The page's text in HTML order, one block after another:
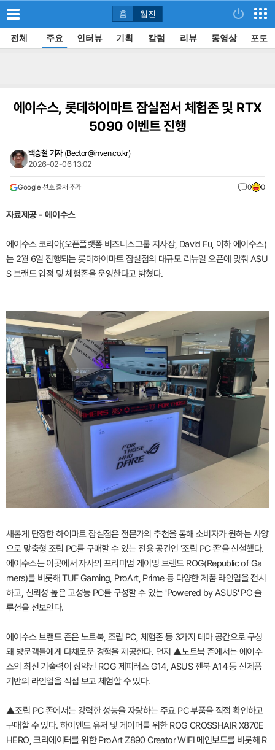
홈 웹진
전체 주요 인터뷰 기획 칼럼 리뷰 동영상 포토
에이수스, 롯데하이마트 잠실점서 체험존 및 RTX
5090 이벤트 진행
백승철 기자 (Bector@inven.co.kr)
2026-02-06 13:02
Google 선호 출처 추가 0 0
자료제공 - 에이수스
에이수스 코리아(오픈플랫폼 비즈니스그룹 지사장, David Fu, 이하 에이수스)
는 2월 6일 진행되는 롯데하이마트 잠실점의 대규모 리뉴얼 오픈에 맞춰 ASU
S 브랜드 입점 및 체험존을 운영한다고 밝혔다.
새롭게 단장한 하이마트 잠실점은 전문가의 추천을 통해 소비자가 원하는 사양
으로 맞춤형 조립 PC를 구매할 수 있는 전용 공간인 '조립 PC 존'을 신설했다.
에이수스는 이곳에서 자사의 프리미엄 게이밍 브랜드 ROG(Republic of Ga
mers)를 비롯해 TUF Gaming, ProArt, Prime 등 다양한 제품 라인업을 전시
하고, 신뢰성 높은 고성능 PC를 구성할 수 있는 'Powered by ASUS' PC 솔
루션을 선보인다.
에이수스 브랜드 존은 노트북, 조립 PC, 체험존 등 3가지 테마 공간으로 구성
돼 방문객들에게 다채로운 경험을 제공한다. 먼저 ▲노트북 존에서는 에이수
스의 최신 기술력이 집약된 ROG 제피러스 G14, ASUS 젠북 A14 등 신제품
기반의 라인업을 직접 보고 체험할 수 있다.
▲조립 PC 존에서는 강력한 성능을 자랑하는 주요 PC 부품을 직접 확인하고
구매할 수 있다. 하이엔드 유저 및 게이머를 위한 ROG CROSSHAIR X870E
HERO, 크리에이터를 위한 ProArt Z890 Creator WIFI 메인보드를 비롯해 R